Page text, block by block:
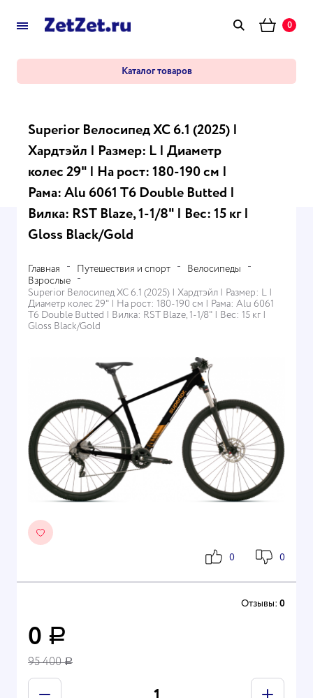
0
Каталог товаров
Superior Велосипед XC 6.1 (2025) |
Хардтэйл | Размер: L | Диаметр
колес 29" | На рост: 180-190 см |
Рама: Alu 6061 T6 Double Butted |
Вилка: RST Blaze, 1-1/8" | Вес: 15 кг |
Gloss Black/Gold
Главная Путешествия и спорт
Велосипеды
Взрослые
Superior Велосипед XC 6.1 (2025) | Хардтэйл | Размер: L |
Диаметр колес 29" | На рост: 180-190 см | Рама: Alu 6061
T6 Double Butted | Вилка: RST Blaze, 1-1/8" | Вес: 15 кг |
Gloss Black/Gold
0 0
Отзывы: 0
0 Р
95 400Р